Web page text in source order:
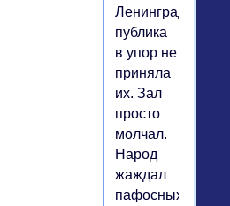
Ленинградская
публика
в упор не
приняла
их. Зал
просто
молчал.
Народ
жаждал
пафосных